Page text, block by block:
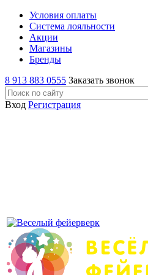
Условия оплаты
Система лояльности
Акции
Магазины
Бренды
8 913 883 0555 Заказать звонок
Вход Регистрация